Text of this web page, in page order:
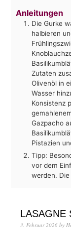
Anleitungen
Die Gurke
halbieren
Zutaten
Olivenöl in
Wasser
Konsistenz
Gazpacho
Pistazien
Tipp:
vor dem
werden.
LASAGNE
3. Februar 2026 by